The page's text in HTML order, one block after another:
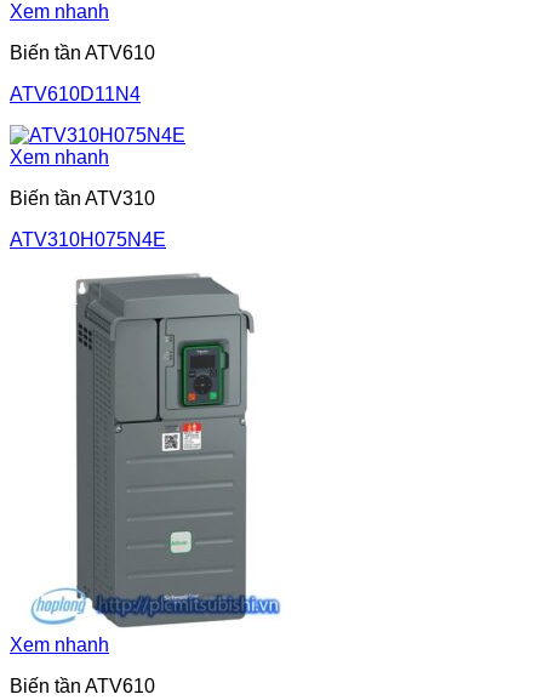
Xem nhanh
Biến tần ATV610
ATV610D11N4
Xem nhanh
Biến tần ATV310
ATV310H075N4E
Xem nhanh
Biến tần ATV610